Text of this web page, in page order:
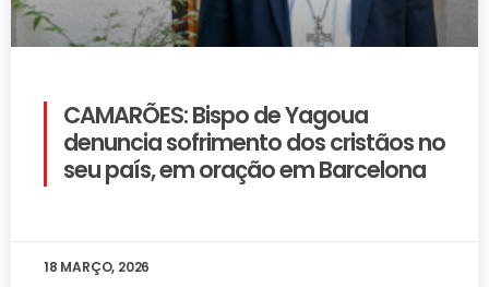
CAMARÕES: Bispo de Yagoua
denuncia sofrimento dos cristãos no
seu país, em oração em Barcelona
18 MARÇO, 2026